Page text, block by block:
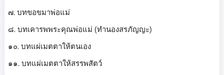
๗. บทขอขมาพ่อแม่
๘. บทเคารพพระคุณพ่อแม่ (ทำนองสรภัญญะ)
๑๐. บทแผ่เมตตาให้ตนเอง
๑๑. บทแผ่เมตตาให้สรรพสัตว์